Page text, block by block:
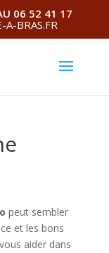
06 52 41 17
A-BRAS.FR
peut sembler
et les bons
aider dans